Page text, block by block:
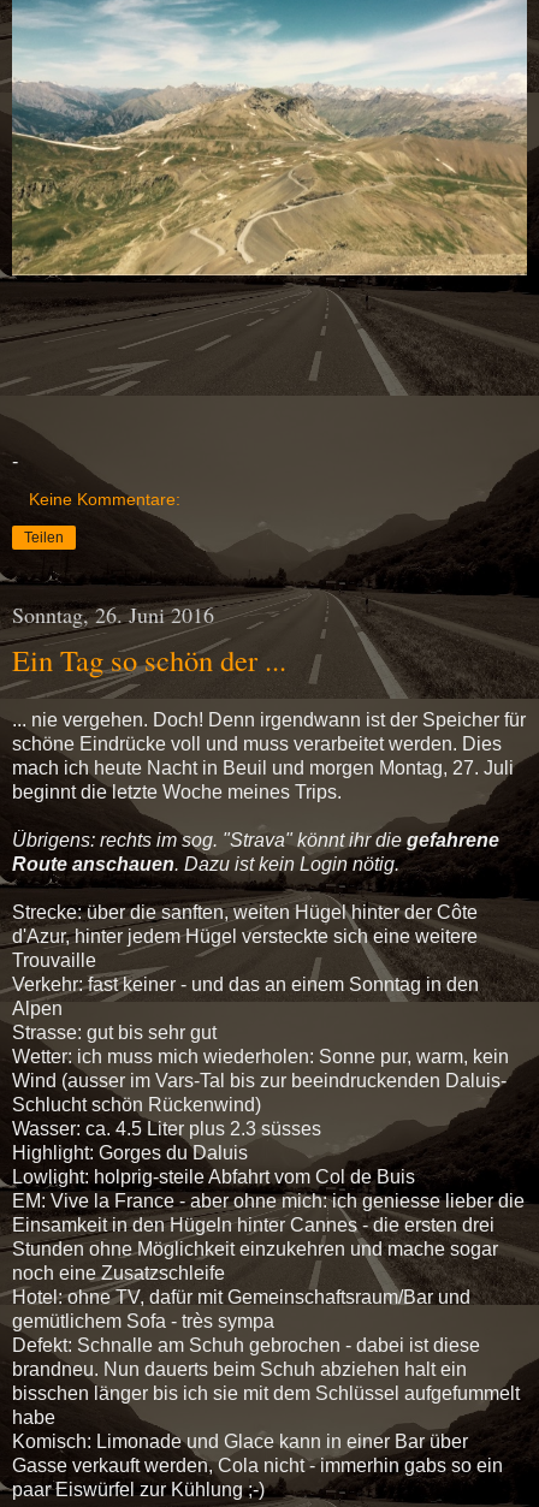
-
Keine Kommentare:
Teilen
Sonntag, 26. Juni 2016
Ein Tag so schön der ...
... nie vergehen. Doch! Denn irgendwann ist der Speicher für
schöne Eindrücke voll und muss verarbeitet werden. Dies
mach ich heute Nacht in Beuil und morgen Montag, 27. Juli
beginnt die letzte Woche meines Trips.
Übrigens: rechts im sog. "Strava" könnt ihr die gefahrene
Route anschauen. Dazu ist kein Login nötig.
Strecke: über die sanften, weiten Hügel hinter der Côte
d'Azur, hinter jedem Hügel versteckte sich eine weitere
Trouvaille
Verkehr: fast keiner - und das an einem Sonntag in den
Alpen
Strasse: gut bis sehr gut
Wetter: ich muss mich wiederholen: Sonne pur, warm, kein
Wind (ausser im Vars-Tal bis zur beeindruckenden Daluis-
Schlucht schön Rückenwind)
Wasser: ca. 4.5 Liter plus 2.3 süsses
Highlight: Gorges du Daluis
Lowlight: holprig-steile Abfahrt vom Col de Buis
EM: Vive la France - aber ohne mich: ich geniesse lieber die
Einsamkeit in den Hügeln hinter Cannes - die ersten drei
Stunden ohne Möglichkeit einzukehren und mache sogar
noch eine Zusatzschleife
Hotel: ohne TV, dafür mit Gemeinschaftsraum/Bar und
gemütlichem Sofa - très sympa
Defekt: Schnalle am Schuh gebrochen - dabei ist diese
brandneu. Nun dauerts beim Schuh abziehen halt ein
bisschen länger bis ich sie mit dem Schlüssel aufgefummelt
habe
Komisch: Limonade und Glace kann in einer Bar über
Gasse verkauft werden, Cola nicht - immerhin gabs so ein
paar Eiswürfel zur Kühlung ;-)